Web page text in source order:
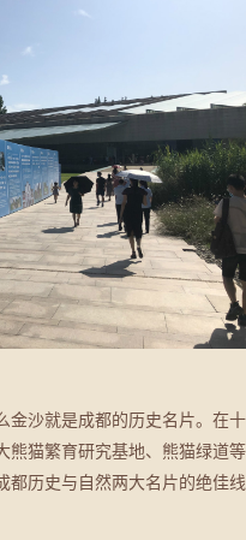
沙就是成都的历史名片。在十
熊猫繁育研究基地、熊猫绿道等
都历史与自然两大名片的绝佳线